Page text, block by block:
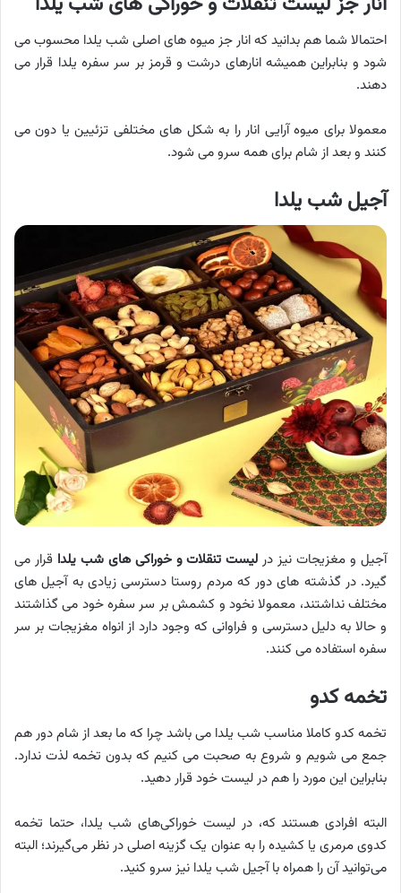
احتمالا شما هم بدانید که انار جز میوه های اصلی شب یلدا محسوب می
شود و بنابراین همیشه انارهای درشت و قرمز بر سر سفره یلدا قرار می
دهند.
معمولا برای میوه آرایی انار را به شکل های مختلفی تزئیین یا دون می
کنند و بعد از شام برای همه سرو می شود.
آجیل شب یلدا
آجیل و مغزیجات نیز در لیست تنقلات و خوراکی‌ های شب یلدا قرار می
گیرد. در گذشته های دور که مردم روستا دسترسی زیادی به آجیل های
مختلف نداشتند، معمولا نخود و کشمش بر سر سفره خود می گذاشتند
و حالا به دلیل دسترسی و فراوانی که وجود دارد از انواه مغزیجات بر سر
سفره استفاده می کنند.
تخمه کدو
تخمه کدو کاملا مناسب شب یلدا می باشد چرا که ما بعد از شام دور هم
جمع می شویم و شروع به صحبت می کنیم که بدون تخمه لذت ندارد.
بنابراین این مورد را هم در لیست خود قرار دهید.
البته افرادی هستند که، در لیست خوراکی‌های شب یلدا، حتما تخمه
کدوی مرمری یا کشیده را به عنوان یک گزینه اصلی در نظر می‌گیرند؛ البته
می‌توانید آن را همراه با آجیل شب یلدا نیز سرو کنید.